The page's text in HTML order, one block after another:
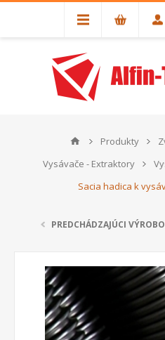
Produkty
Vysávače - Extraktory
Sacia hadica k
PREDCHÁDZAJÚCI